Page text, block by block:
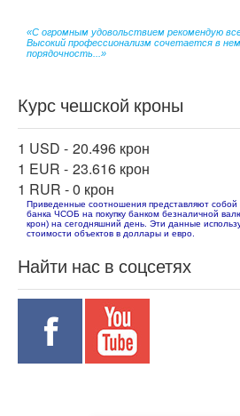
«С огромным удовольствием рекомендую
Высокий профессионализм сочетается в
порядочность...»
Курс чешской кроны
1 USD - 20.496 крон
1 EUR - 23.616 крон
1 RUR -0 крон
Приведенные соотношения представляют собой
банка ЧСОБ на покупку банком безналичной
крон) на сегодняшний день. Эти данные
стоимости объектов в доллары и евро.
Найти нас в соцсетях